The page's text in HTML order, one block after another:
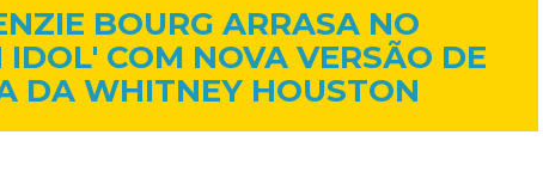
BOURG ARRASA NO
IDOL' COM NOVA VERSÃO DE
DA WHITNEY HOUSTON